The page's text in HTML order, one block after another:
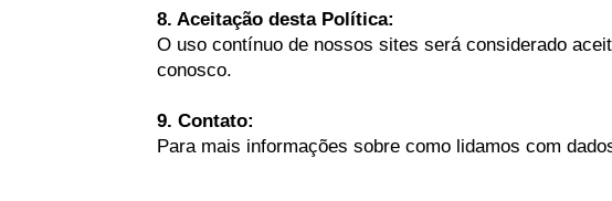
8. Aceitação desta Política:
O uso contínuo de nossos sites será considerado
conosco.
9. Contato:
Para mais informações sobre como lidamos com